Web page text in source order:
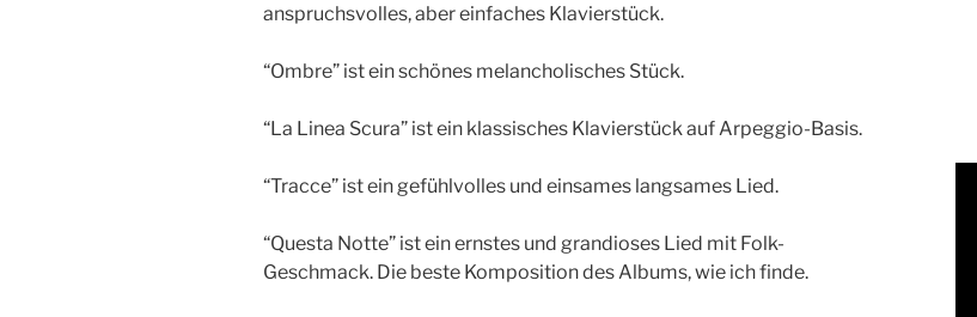
anspruchsvolles, aber einfaches Klavierstück.
“Ombre” ist ein schönes melancholisches Stück.
“La Linea Scura” ist ein klassisches Klavierstück auf Arpeggio-Basis.
“Tracce” ist ein gefühlvolles und einsames langsames Lied.
“Questa Notte” ist ein ernstes und grandioses Lied mit Folk-
Geschmack. Die beste Komposition des Albums, wie ich finde.